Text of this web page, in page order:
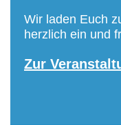
Wir laden Euch
herzlich ein und
Zur